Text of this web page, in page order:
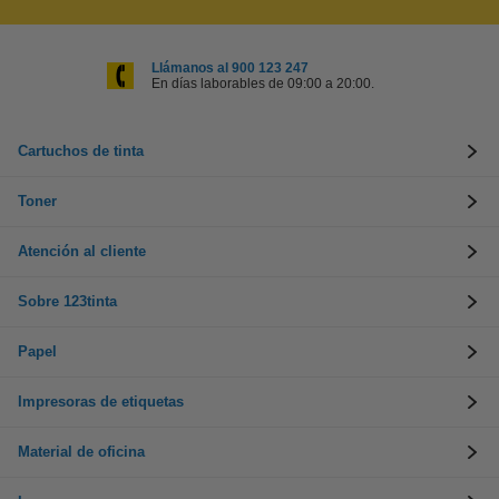
Llámanos al 900 123 247
En días laborables de 09:00 a 20:00.
Cartuchos de tinta
Toner
Atención al cliente
Sobre 123tinta
Papel
Impresoras de etiquetas
Material de oficina